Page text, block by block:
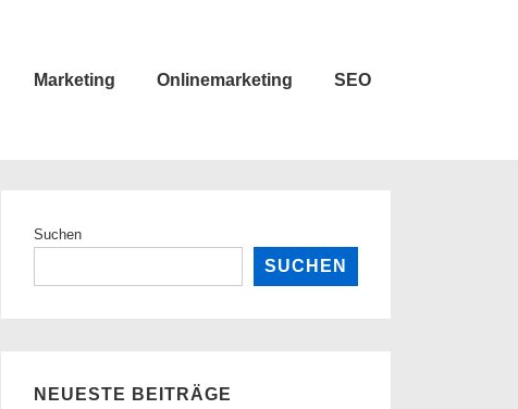
Marketing Onlinemarketing SEO
Suchen
SUCHEN
NEUESTE BEITRÄGE